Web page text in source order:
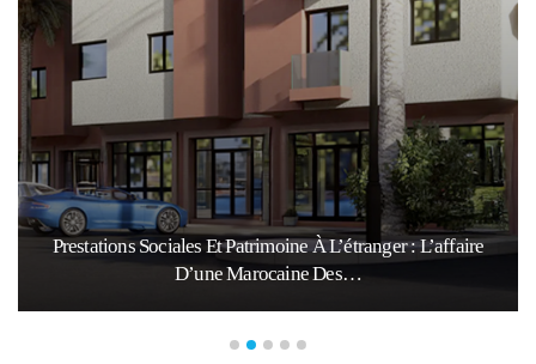
Prestations Sociales Et Patrimoine À L’étranger : L’affaire
D’une Marocaine Des…